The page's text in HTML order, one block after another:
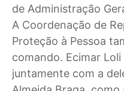
de Administração
A Coordenação de
Proteção à Pessoa
comando. Ecimar
juntamente com a